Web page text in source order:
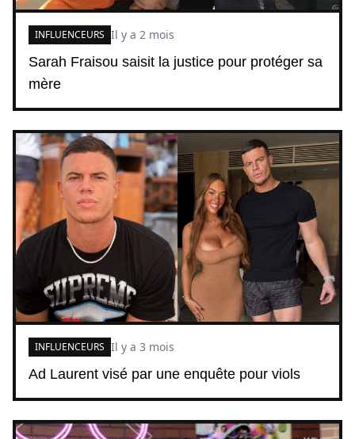
Sarah Fraisou saisit la justice pour protéger sa
mère
INFLUENCEURS Il y a 2 mois
Ad Laurent visé par une enquête pour viols
INFLUENCEURS Il y a 3 mois